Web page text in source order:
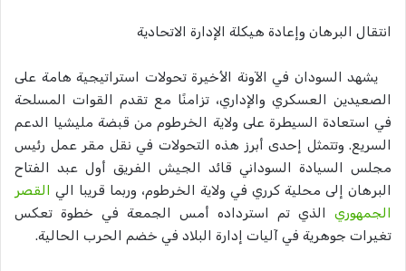
انتقال البرهان وإعادة هيكلة الإدارة الاتحادية
يشهد السودان في الآونة الأخيرة تحولات استراتيجية هامة على
الصعيدين العسكري والإداري، تزامنًا مع تقدم القوات المسلحة
في استعادة السيطرة على ولاية الخرطوم من قبضة مليشيا الدعم
السريع. وتتمثل إحدى أبرز هذه التحولات في نقل مقر عمل رئيس
مجلس السيادة السوداني قائد الجيش الفريق أول عبد الفتاح
البرهان إلى محلية كرري في ولاية الخرطوم، وربما قريبا الي القصر
الجمهوري الذي تم استرداده أمس الجمعة في خطوة تعكس
تغيرات جوهرية في آليات إدارة البلاد في خضم الحرب الحالية.